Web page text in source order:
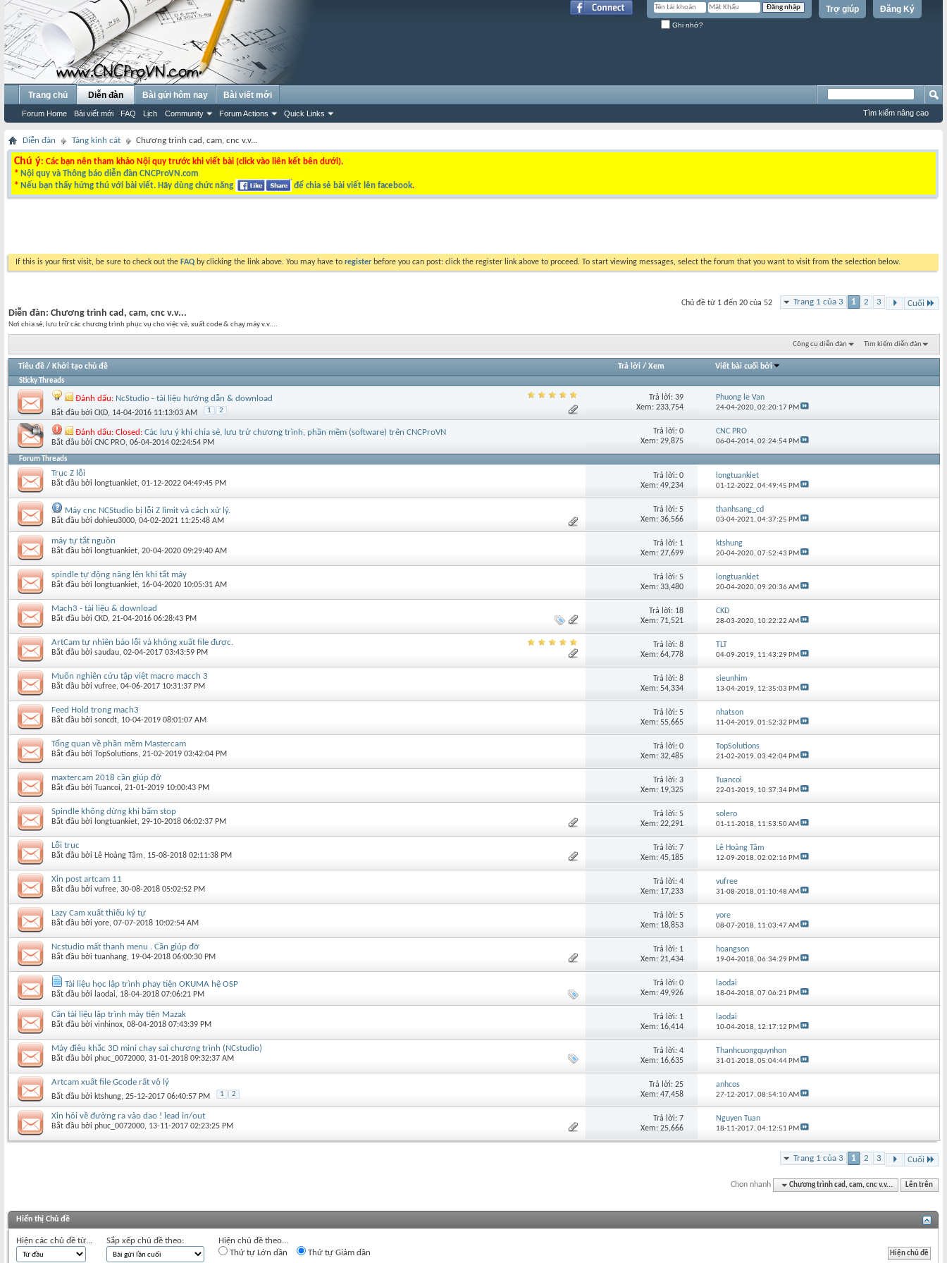
Đăng Ký
Trợ giúp
Ghi nhớ?
Trang chủ Diễn đàn
Forum Home Bài viết mới FAQ Lịch Community Forum Actions Quick Links
Bài gửi hôm nay Bài viết mới
Tìm kiếm nâng cao
Diễn đàn Tàng kinh cát Chương trình cad, cam, cnc v.v...
Chú ý: Các bạn nên tham khảo Nội quy trước khi viết bài (click vào liên kết bên dưới).
* Nội quy và Thông báo diễn đàn CNCProVN.com
* Nếu bạn thấy hứng thú với bài viết. Hãy dùng chức năng để chia sẻ bài viết lên facebook.
If this is your first visit, be sure to check out the FAQ by clicking the link above. You may have to register before you can post: click the register link above to proceed. To start viewing messages, select the forum that you want to visit from the selection below.
Trang 1 của 3 1 2 3 Cuối
Chủ đề từ 1 đến 20 của 52
Diễn đàn: Chương trình cad, cam, cnc v.v...
Nơi chia sẻ, lưu trữ các chương trình phục vụ cho việc vẽ, xuất code & chạy máy v.v....
Công cụ diễn đàn Tìm kiếm diễn đàn
Tiêu đề / Khởi tạo chủ đề Trả lời/ Xem Viết bài cuối bởi
Sticky Threads
Đánh dấu: NcStudio - tài liệu hướng dẫn & download
Bắt đầu bởi CKD‎, 14-04-2016 11:13:03 AM 1 2
Trả lời: 39
Xem: 233,754
Phuong le Van
24-04-2020,02:20:17 PM
Đánh dấu: Closed: Các lưu ý khi chỉa sẻ, lưu trử chương trình, phần mềm (software) trên CNCProVN
Bắt đầu bởi CNC PRO‎, 06-04-2014 02:24:54 PM
Trả lời: 0
Xem: 29,875
CNC PRO
06-04-2014,02:24:54 PM
Forum Threads
Trục Z lỗi
Bắt đầu bởi longtuankiet‎, 01-12-2022 04:49:45 PM
Trả lời: 0
Xem: 49,234
longtuankiet
01-12-2022,04:49:45 PM
Máy cnc NCStudio bị lỗi Z limit và cách xử lý.
Bắt đầu bởi dohieu3000‎, 04-02-2021 11:25:48 AM
Trả lời: 5
Xem: 36,566
thanhsang_cd
03-04-2021,04:37:25 PM
máy tự tắt nguồn
Bắt đầu bởi longtuankiet‎, 20-04-2020 09:29:40 AM
Trả lời: 1
Xem: 27,699
ktshung
20-04-2020,07:52:43 PM
spindle tự động nâng lên khi tắt máy
Bắt đầu bởi longtuankiet‎, 16-04-2020 10:05:31 AM
Trả lời: 5
Xem: 33,480
longtuankiet
20-04-2020,09:20:36 AM
Mach3 - tài liệu & download
Bắt đầu bởi CKD‎, 21-04-2016 06:28:43 PM
Trả lời: 18
Xem: 71,521
CKD
28-03-2020, 10:22:22 AM
ArtCam tự nhiên báo lỗi và không xuất file được.
Bắt đầu bởi saudau‎, 02-04-2017 03:43:59 PM
Trả lời: 8
Xem: 64,778
TLT
04-09-2019, 11:43:29 PM
Muốn nghiên cứu tập việt macro macch 3
Bắt đầu bởi vufree‎, 04-06-2017 10:31:37 PM
Trả lời: 8
Xem: 54,334
sieunhim
13-04-2019, 12:35:03 PM
Feed Hold trong mach3
Bắt đầu bởi soncdt‎, 10-04-2019 08:01:07 AM
Trả lời: 5
Xem: 55,665
nhatson
11-04-2019,01:52:32 PM
Tổng quan về phần mềm Mastercam
Bắt đầu bởi TopSolutions‎, 21-02-2019 03:42:04 PM
Trả lời: 0
Xem: 32,485
TopSolutions
21-02-2019,03:42:04 PM
maxtercam 2018 cần giúp đỡ
Bắt đầu bởi Tuancoi‎, 21-01-2019 10:00:43 PM
Trả lời: 3
Xem: 19,325
Tuancoi
22-01-2019, 10:37:34 PM
Spindle không dừng khi bấm stop
Bắt đầu bởi longtuankiet‎, 29-10-2018 06:02:37 PM
Trả lời: 5
Xem: 22,291
solero
01-11-2018, 11:53:50 AM
Lỗi trục
Bắt đầu bởi Lê Hoàng Tâm‎, 15-08-2018 02:11:38 PM
Trả lời: 7
Xem: 45,185
Lê Hoàng Tâm
12-09-2018,02:02:16 PM
Xin post artcam 11
Bắt đầu bởi vufree‎, 30-08-2018 05:02:52 PM
Trả lời: 4
Xem: 17,233
vufree
31-08-2018,01:10:48 AM
Lazy Cam xuất thiếu ký tự
Bắt đầu bởi yore‎, 07-07-2018 10:02:54 AM
Trả lời: 5
Xem: 18,853
yore
08-07-2018, 11:03:47 AM
Ncstudio mất thanh menu . Cần giúp đỡ
Bắt đầu bởi tuanhang‎, 19-04-2018 06:00:30 PM
Trả lời: 1
Xem: 21,434
hoangson
19-04-2018,06:34:29 PM
Tài liệu học lập trình phay tiện OKUMA hệ OSP
Bắt đầu bởi laodai‎, 18-04-2018 07:06:21 PM
Trả lời: 0
Xem: 49,926
laodai
18-04-2018,07:06:21 PM
Cần tài liệu lập trình máy tiện Mazak
Bắt đầu bởi vinhinox‎, 08-04-2018 07:43:39 PM
Trả lời: 1
Xem: 16,414
laodai
10-04-2018, 12:17:12 PM
Máy điêu khắc 3D mini chạy sai chương trình (NCstudio)
Bắt đầu bởi phuc_0072000‎, 31-01-2018 09:32:37 AM
Trả lời: 4
Xem: 16,635
Thanhcuongquynhon
31-01-2018,05:04:44 PM
Artcam xuất file Gcode rất vô lý
Bắt đầu bởi ktshung‎, 25-12-2017 06:40:57 PM 1 2
Trả lời: 25
Xem: 47,458
anhcos
27-12-2017,08:54:10 AM
Xin hỏi về đường ra vào dao ! lead in/out
Bắt đầu bởi phuc_0072000‎, 13-11-2017 02:23:25 PM
Trả lời: 7
Xem: 25,666
Nguyen Tuan
18-11-2017,04:12:51 PM
Trang 1 của 3 1 2 3 Cuối
Chọn nhanh Chương trình cad, cam, cnc v.v... Lên trên
Hiển thị Chủ đề
Hiện các chủ đề từ... Sắp xếp chủ đề theo:
Hiện chủ đề theo...
Thứ tự Lớn dần
Thứ tự Giảm dần